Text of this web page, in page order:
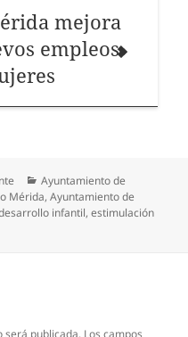
mejora
empleos
Categorías
Ayuntamiento de
Mérida,Ayuntamiento de
infantil,estimulación
será publicada. Los campos